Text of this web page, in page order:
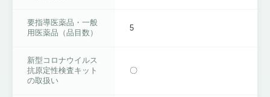
要指導医薬品・一般
用医薬品（品目数）
5
新型コロナウイルス
抗原定性検査キット
の取扱い
〇